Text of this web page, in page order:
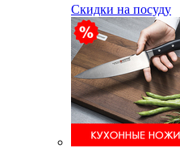
Скидки на посуду